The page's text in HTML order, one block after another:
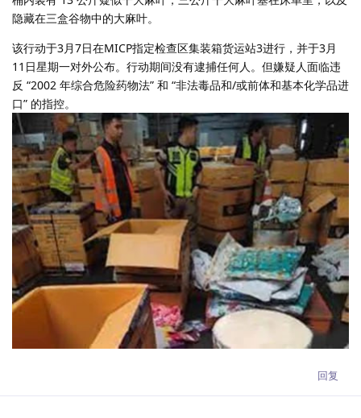
隐藏在三盒谷物中的大麻叶。
该行动于3月7日在MICP指定检查区集装箱货运站3进行，并于3月
11日星期一对外公布。行动期间没有逮捕任何人。但嫌疑人面临违
反 “2002 年综合危险药物法” 和 “非法毒品和/或前体和基本化学品进
口” 的指控。
回复